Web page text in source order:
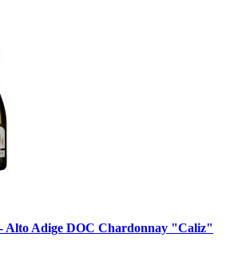
Alto Adige DOC Chardonnay "Caliz"